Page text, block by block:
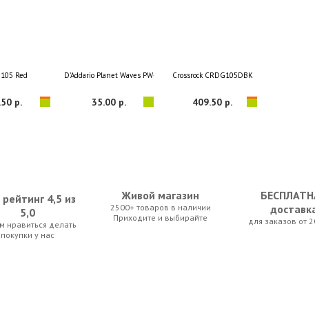
Red
р.
D'Addario Planet Waves PW-XLR8-01 String
35.00 р.
Crossrock CRDG105DBK
409.50 р.
A-102 D'Addario EJ26 Phosphor Bronze
4,5 из
5,0
нравиться делать
покупки у нас
Живой магазин
2500+ товаров в наличии
Приходите и выбирайте
для заказов от